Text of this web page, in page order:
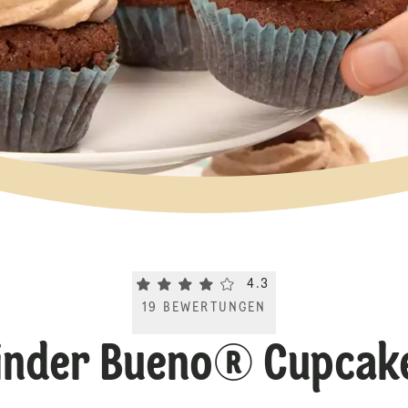
Current rating 4.3. Click to rate.
4.3
19
BEWERTUNGEN
Bueno®